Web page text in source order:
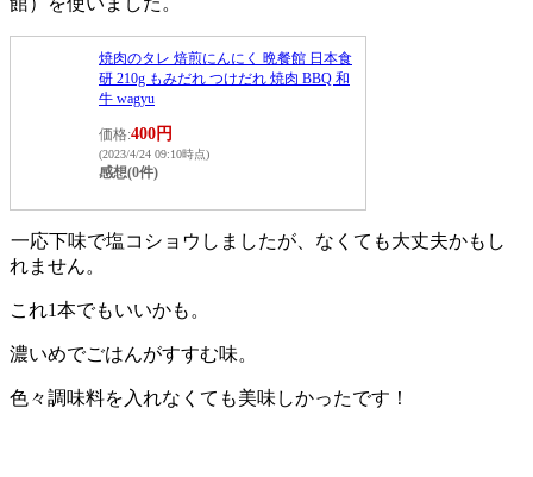
焼肉のタレ 焙煎にんにく 晩餐館 日本食
研 210g もみだれ つけだれ 焼肉 BBQ 和
牛 wagyu
価格:400円
(2023/4/24 09:10時点)
感想(0件)
一応下味で塩コショウしましたが、なくても大丈夫かもし
れません。
これ1本でもいいかも。
濃いめでごはんがすすむ味。
色々調味料を入れなくても美味しかったです！